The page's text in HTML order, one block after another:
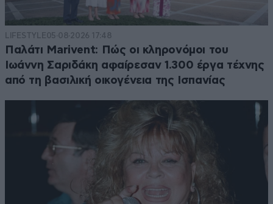
LIFESTYLE05·08·2026 17:48
Παλάτι Marivent: Πώς οι κληρονόμοι του
Ιωάννη Σαριδάκη αφαίρεσαν 1.300 έργα τέχνης
από τη βασιλική οικογένεια της Ισπανίας